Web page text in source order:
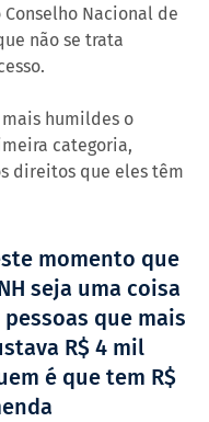
Nacional de
não se trata
mais humildes o
categoria,
direitos que eles têm
momento que
seja uma coisa
que mais
R$ 4 mil
é que tem R$